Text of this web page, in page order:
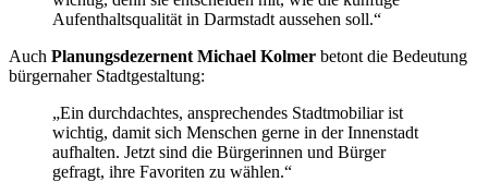
Aufenthaltsqualität in Darmstadt aussehen soll.“
Auch Planungsdezernent Michael Kolmer betont die Bedeutung
bürgernaher Stadtgestaltung:
„Ein durchdachtes, ansprechendes Stadtmobiliar ist
wichtig, damit sich Menschen gerne in der Innenstadt
aufhalten. Jetzt sind die Bürgerinnen und Bürger
gefragt, ihre Favoriten zu wählen.“